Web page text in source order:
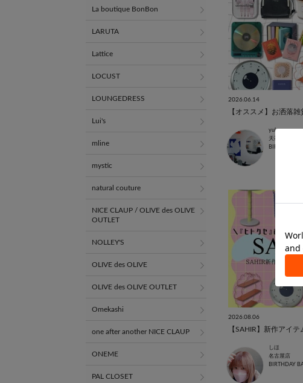
2026.06.14
【オススメ】お洒落雑
yuka
天神地下街店
BIRTHDAY
2026.08.06
しほ
名古屋店
BIRTHDAY
La boutique BonBon
LARUTA
Lattice
LOCUST
LOUNGEDRESS
Lui's
mline
mystic
natural couture
NICE CLAUP / OLIVE des OLIVE
OUTLET
NOLLEY'S
OLIVE des OLIVE
OLIVE des OLIVE OUTLET
Omekashi
one after another NICE CLAUP
ONEME
PAL CLOSET